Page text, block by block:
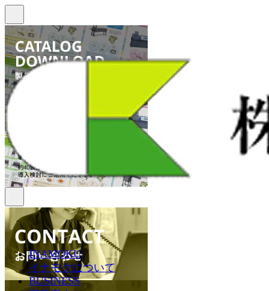
INAMOKU
イナモクについて
BUSINESS